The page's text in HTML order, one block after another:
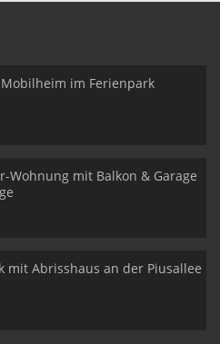
im Ferienpark
Wohnung mit Balkon & Garage
mit Abrisshaus an der Piusallee